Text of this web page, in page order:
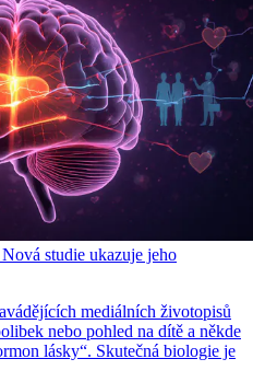
studie ukazuje jeho
mediálních životopisů
nebo pohled na dítě a někde
lásky“. Skutečná biologie je